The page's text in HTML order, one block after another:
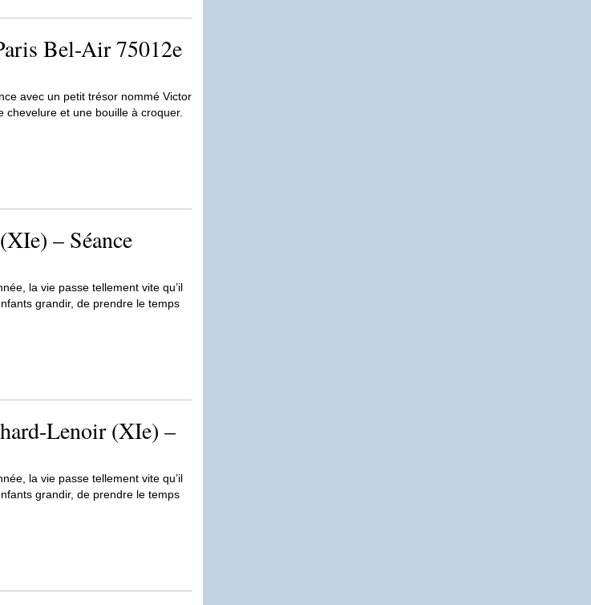
Bel-Air 75012e
avec un petit trésor nommé Victor
chevelure et une bouille à croquer.
– Séance
la vie passe tellement vite qu’il
grandir, de prendre le temps
Lenoir (XIe) –
la vie passe tellement vite qu’il
grandir, de prendre le temps